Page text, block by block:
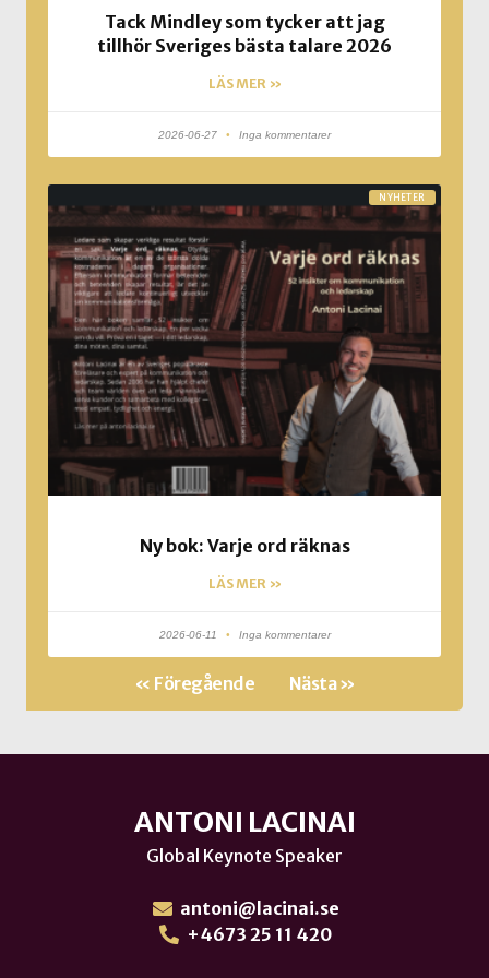
Tack Mindley som tycker att jag
tillhör Sveriges bästa talare 2026
LÄS MER »
2026-06-27 Inga kommentarer
NYHETER
Ny bok: Varje ord räknas
LÄS MER »
2026-06-11 Inga kommentarer
« Föregående Nästa »
ANTONI LACINAI
Global Keynote Speaker
antoni@lacinai.se
+4673 25 11 420